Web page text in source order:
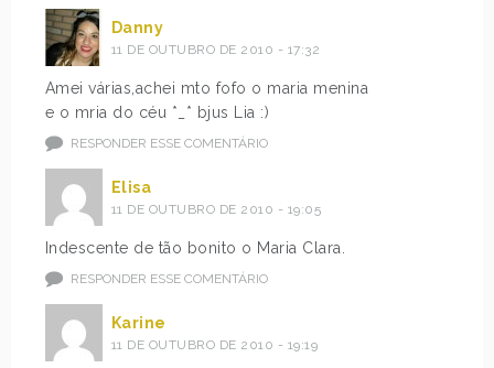
Danny
11 DE OUTUBRO DE 2010 - 17:32
Amei várias,achei mto fofo o maria menina
e o mria do céu *_* bjus Lia :)
RESPONDER ESSE COMENTÁRIO
Elisa
11 DE OUTUBRO DE 2010 - 19:05
Indescente de tão bonito o Maria Clara.
RESPONDER ESSE COMENTÁRIO
Karine
11 DE OUTUBRO DE 2010 - 19:19